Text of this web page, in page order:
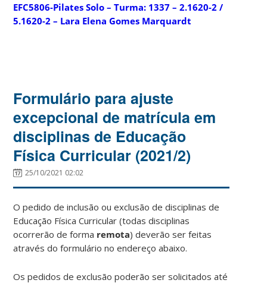
EFC5806-Pilates Solo – Turma: 1337 – 2.1620-2 /
5.1620-2 – Lara Elena Gomes Marquardt
Formulário para ajuste
excepcional de matrícula em
disciplinas de Educação
Física Curricular (2021/2)
25/10/2021 02:02
O pedido de inclusão ou exclusão de disciplinas de
Educação Física Curricular (todas disciplinas
ocorrerão de forma remota) deverão ser feitas
através do formulário no endereço abaixo.
Os pedidos de exclusão poderão ser solicitados até